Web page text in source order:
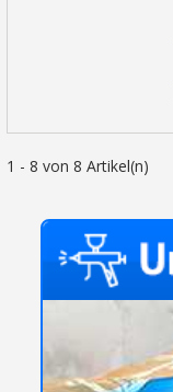
1 - 8 von 8 Artikel(n)